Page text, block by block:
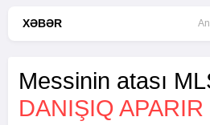
XƏBƏR
Messinin atası
DANIŞIQ APARIR